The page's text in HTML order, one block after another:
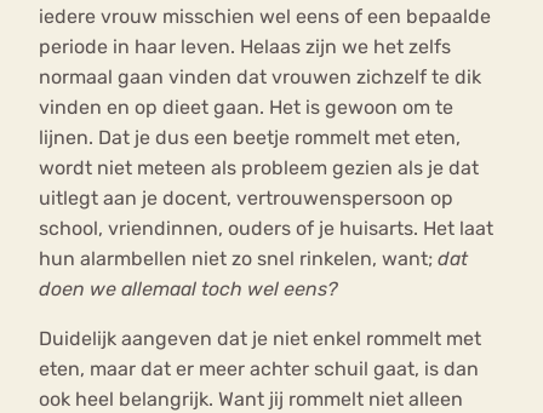
iedere vrouw misschien wel eens of een bepaalde
periode in haar leven. Helaas zijn we het zelfs
normaal gaan vinden dat vrouwen zichzelf te dik
vinden en op dieet gaan. Het is gewoon om te
lijnen. Dat je dus een beetje rommelt met eten,
wordt niet meteen als probleem gezien als je dat
uitlegt aan je docent, vertrouwenspersoon op
school, vriendinnen, ouders of je huisarts. Het laat
hun alarmbellen niet zo snel rinkelen, want; dat
doen we allemaal toch wel eens?
Duidelijk aangeven dat je niet enkel rommelt met
eten, maar dat er meer achter schuil gaat, is dan
ook heel belangrijk. Want jij rommelt niet alleen